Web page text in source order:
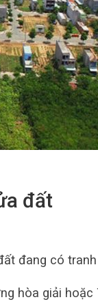
đất
đang có
hòa giải hoặc